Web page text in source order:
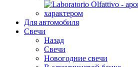
Для автомобиля
Свечи
Назад
Свечи
Новогодние свечи